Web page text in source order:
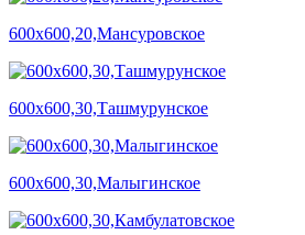
600х600,20,Мансуровское
600х600,30,Ташмурунское
600х600,30,Малыгинское